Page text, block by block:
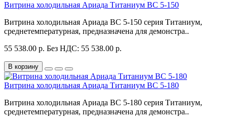
Витрина холодильная Ариада Титаниум ВС 5-150
Витрина холодильная Ариада ВС 5-150 серия Титаниум,
среднетемпературная, предназначена для демонстра..
55 538.00 р. Без НДС: 55 538.00 р.
В корзину
Витрина холодильная Ариада Титаниум ВС 5-180
Витрина холодильная Ариада ВС 5-180 серия Титаниум,
среднетемпературная, предназначена для демонстра..